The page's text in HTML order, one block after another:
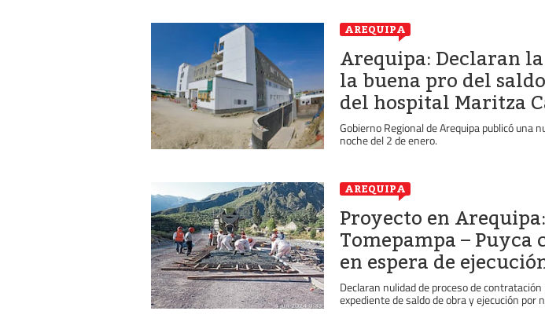
AREQUIPA
Arequipa: Declaran
la buena pro del
del hospital Maritza
Gobierno Regional de Arequipa publicó una
noche del 2 de enero.
AREQUIPA
Proyecto en
Tomepampa – Puyca
en espera de
Declaran nulidad de proceso de
expediente de saldo de obra y ejecución por